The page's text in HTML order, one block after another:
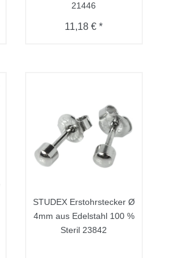
21446
11,18 € *
STUDEX Erstohrstecker Ø
4mm aus Edelstahl 100 %
Steril 23842